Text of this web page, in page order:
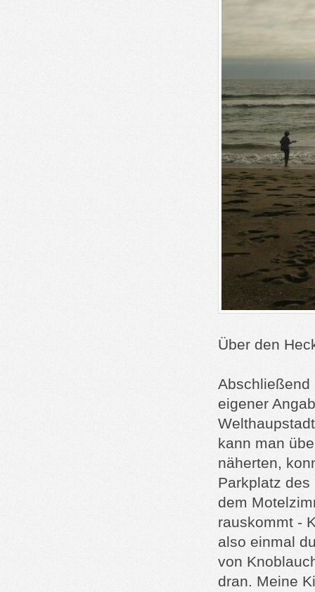
Über den
Abschließend
eigener
kann man
näherten,
Parkplatz
dem
rauskommt -
also einmal
von
dran. Meine